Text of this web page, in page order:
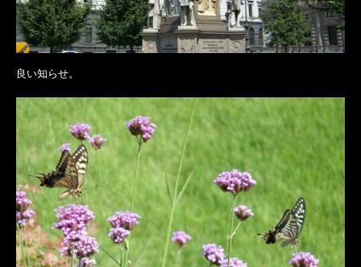
良い知らせ。